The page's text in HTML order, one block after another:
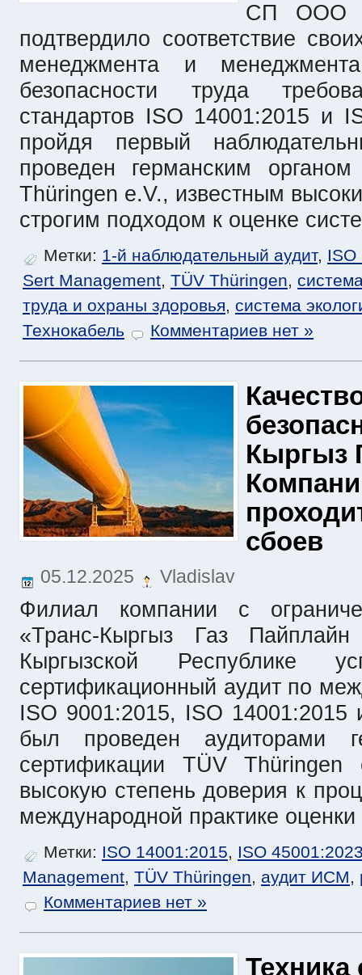
СП ООО
подтвердило соответствие
менеджмента и
безопасности труда
стандартов ISO 14001:2015 и
пройдя первый
проведен германским
Thüringen e.V., известным
строгим подходом к оценке
Метки: 1-й наблюдательный аудит, ISO
Sert Management, TÜV Thüringen,
труда и охраны здоровья, система
Технокабель
Комментариев нет »
Кыргыз
сбоев
05.12.2025 Vladislav
Филиал компании с
«Транс-Кыргыз Газ
Кыргызской Республике
сертификационный аудит по
ISO 9001:2015, ISO 14001:2015
был проведен аудиторами
сертификации TÜV Thüringen
высокую степень доверия к
международной практике
Метки: ISO 14001:2015, ISO
Management, TÜV Thüringen, аудит ИСМ,
Комментариев нет »